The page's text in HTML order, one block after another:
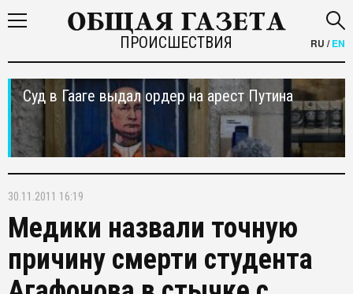
ПРОИСШЕСТВИЯ RU /EN
Суд в Гааге выдал ордер на арест Путина
30.11.2011 16:19
Медики назвали точную
причину смерти студента